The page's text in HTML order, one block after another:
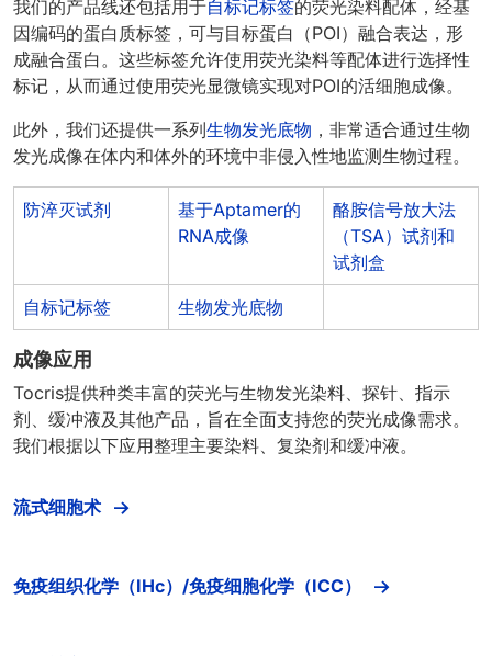
我们的产品线还包括用于自标记标签的荧光染料配体，经基
因编码的蛋白质标签，可与目标蛋白（POI）融合表达，形
成融合蛋白。这些标签允许使用荧光染料等配体进行选择性
标记，从而通过使用荧光显微镜实现对POI的活细胞成像。
此外，我们还提供一系列生物发光底物 ，非常适合通过生物
发光成像在体内和体外的环境中非侵入性地监测生物过程。
防淬灭试剂
基于Aptamer的
RNA成像
酪胺信号放大法
（TSA）试剂和
试剂盒
自标记标签 生物发光底物
成像应用
Tocris提供种类丰富的荧光与生物发光染料、探针、指示
剂、缓冲液及其他产品，旨在全面支持您的荧光成像需求。
我们根据以下应用整理主要染料、复染剂和缓冲液。
流式细胞术
免疫组织化学（IHc）/免疫细胞化学（ICC）